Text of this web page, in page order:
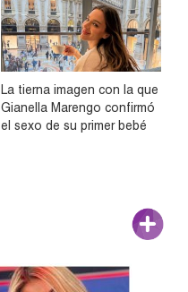
La tierna imagen con la que
Gianella Marengo confirmó
el sexo de su primer bebé